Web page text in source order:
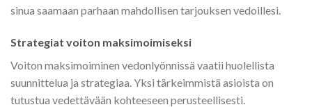
sinua saamaan parhaan mahdollisen tarjouksen vedoillesi.
Strategiat voiton maksimoimiseksi
Voiton maksimoiminen vedonlyönnissä vaatii huolellista
suunnittelua ja strategiaa. Yksi tärkeimmistä asioista on
tutustua vedettävään kohteeseen perusteellisesti.